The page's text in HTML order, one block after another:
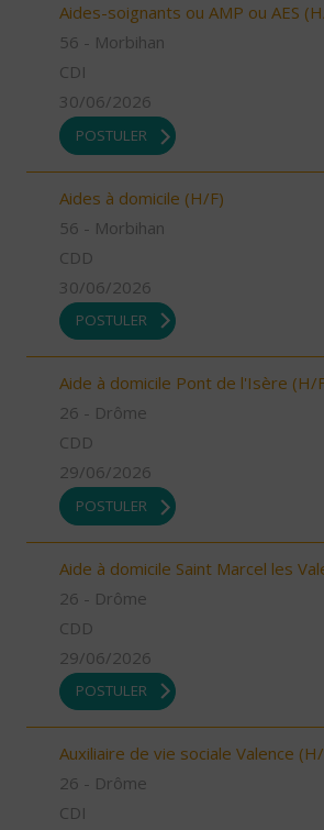
Aides-soignants ou AMP ou AES
56 - Morbihan
CDI
30/06/2026
POSTULER
Aides à domicile (H/F)
56 - Morbihan
CDD
30/06/2026
POSTULER
Aide à domicile Pont de l'Isère (H/
26 - Drôme
CDD
29/06/2026
POSTULER
Aide à domicile Saint Marcel les
26 - Drôme
CDD
29/06/2026
POSTULER
Auxiliaire de vie sociale Valence
26 - Drôme
CDI